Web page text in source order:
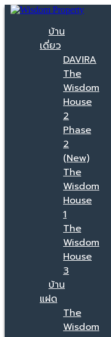
บ้าน
เดี่ยว
DAVIRA
The
Wisdom
House
2
Phase
2
(New)
The
Wisdom
House
1
The
Wisdom
House
3
บ้าน
แฝด
The
Wisdom